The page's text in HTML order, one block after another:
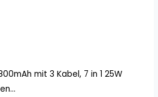
mit 3 Kabel, 7 in 1 25W